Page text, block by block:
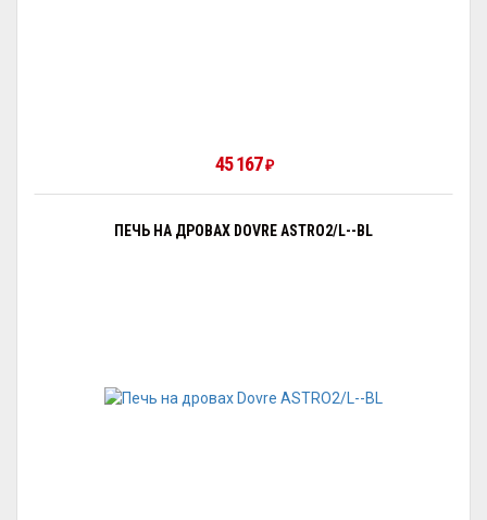
45 167₽
ПЕЧЬ НА ДРОВАХ DOVRE ASTRO2/L--BL